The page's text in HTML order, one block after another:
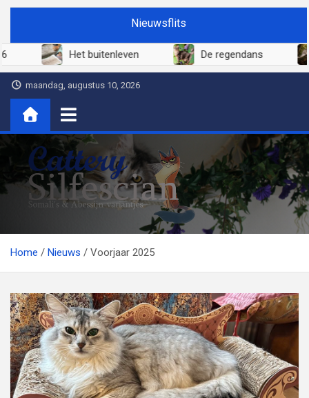
Ga
de
inhoud
Nieuwsflits
Juni 2026 Het buitenleven De
maandag, augustus 10, 2026
Cattery Silfescian
Somali's en soms Abessijn-variantjes
Home
Nieuws Voorjaar 2025